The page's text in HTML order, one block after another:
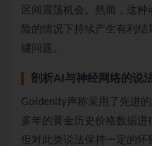
区间震荡机会。然而，这
险的情况下持续产生有利
键问题。
剖析AI与神经网络的说
Goldenity声称采用了先进
多年的黄金历史价格数据进
但对此类说法保持一定的怀